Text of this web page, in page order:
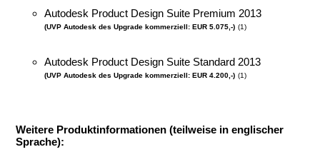
Autodesk Product Design Suite Premium 2013
(UVP Autodesk des Upgrade kommerziell: EUR 5.075,-) (1)
Autodesk Product Design Suite Standard 2013
(UVP Autodesk des Upgrade kommerziell: EUR 4.200,-) (1)
Weitere Produktinformationen (teilweise in englischer
Sprache):